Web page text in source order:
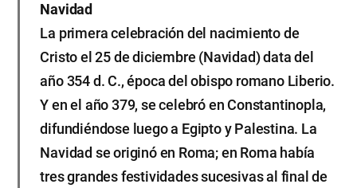
Navidad
La primera celebración del nacimiento de
Cristo el 25 de diciembre (Navidad) data del
año 354 d. C., época del obispo romano Liberio.
Y en el año 379, se celebró en Constantinopla,
difundiéndose luego a Egipto y Palestina. La
Navidad se originó en Roma; en Roma había
tres grandes festividades sucesivas al final de